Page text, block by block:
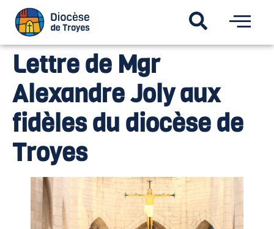
Lettre de Mgr
Alexandre Joly aux
fidèles du diocèse de
Troyes